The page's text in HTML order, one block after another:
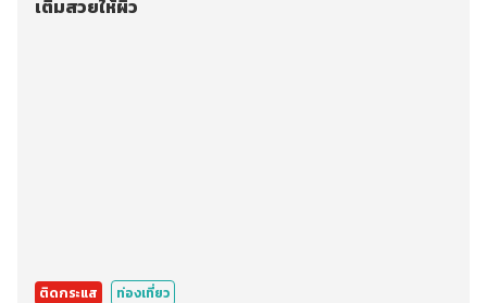
เติมสวยให้ผิว
ติดกระแส ท่องเที่ยว